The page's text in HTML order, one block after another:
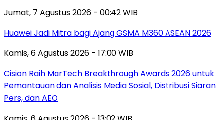
Jumat, 7 Agustus 2026 - 00:42 WIB
Huawei Jadi Mitra bagi Ajang GSMA M360 ASEAN 2026
Kamis, 6 Agustus 2026 - 17:00 WIB
Cision Raih MarTech Breakthrough Awards 2026 untuk
Pemantauan dan Analisis Media Sosial, Distribusi Siaran
Pers, dan AEO